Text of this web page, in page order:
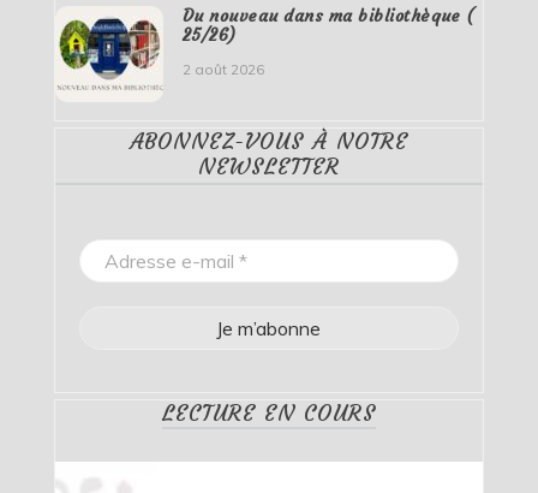
Du nouveau dans ma bibliothèque (
25/26)
2 août 2026
ABONNEZ-VOUS À NOTRE
NEWSLETTER
LECTURE EN COURS